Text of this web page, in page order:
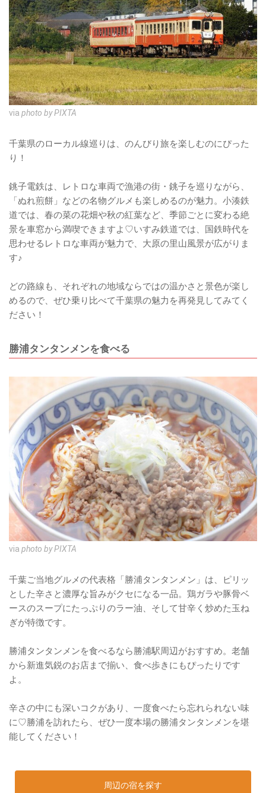
via photo by PIXTA
千葉県のローカル線巡りは、のんびり旅を楽しむのにぴった
り！
銚子電鉄は、レトロな車両で漁港の街・銚子を巡りながら、
「ぬれ煎餅」などの名物グルメも楽しめるのが魅力。小湊鉄
道では、春の菜の花畑や秋の紅葉など、季節ごとに変わる絶
景を車窓から満喫できますよ♡いすみ鉄道では、国鉄時代を
思わせるレトロな車両が魅力で、大原の里山風景が広がりま
す♪
どの路線も、それぞれの地域ならではの温かさと景色が楽し
めるので、ぜひ乗り比べて千葉県の魅力を再発見してみてく
ださい！
勝浦タンタンメンを食べる
via photo by PIXTA
千葉ご当地グルメの代表格「勝浦タンタンメン」は、ピリッ
とした辛さと濃厚な旨みがクセになる一品。鶏ガラや豚骨ベ
ースのスープにたっぷりのラー油、そして甘辛く炒めた玉ね
ぎが特徴です。
勝浦タンタンメンを食べるなら勝浦駅周辺がおすすめ。老舗
から新進気鋭のお店まで揃い、食べ歩きにもぴったりです
よ。
辛さの中にも深いコクがあり、一度食べたら忘れられない味
に♡勝浦を訪れたら、ぜひ一度本場の勝浦タンタンメンを堪
能してください！
周辺の宿を探す